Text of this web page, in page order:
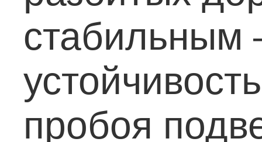
стабильным
пробоя